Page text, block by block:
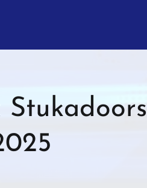
Stukadoors